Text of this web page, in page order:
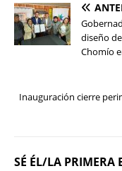
diseño
Chomío
Inauguración cierre
SÉ ÉL/LA PRIMERA